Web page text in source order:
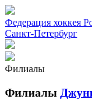
Федерация хоккея
Санкт-Петербург
Филиалы
Филиалы